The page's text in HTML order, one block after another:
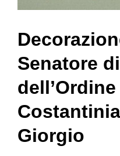
Contatti e biglietti
Accessibilità
Senatore
dell’Ordine
Giorgio